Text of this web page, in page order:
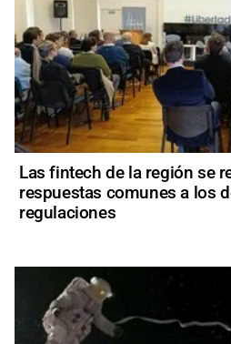
Las fintech de la región se
respuestas comunes a los
regulaciones